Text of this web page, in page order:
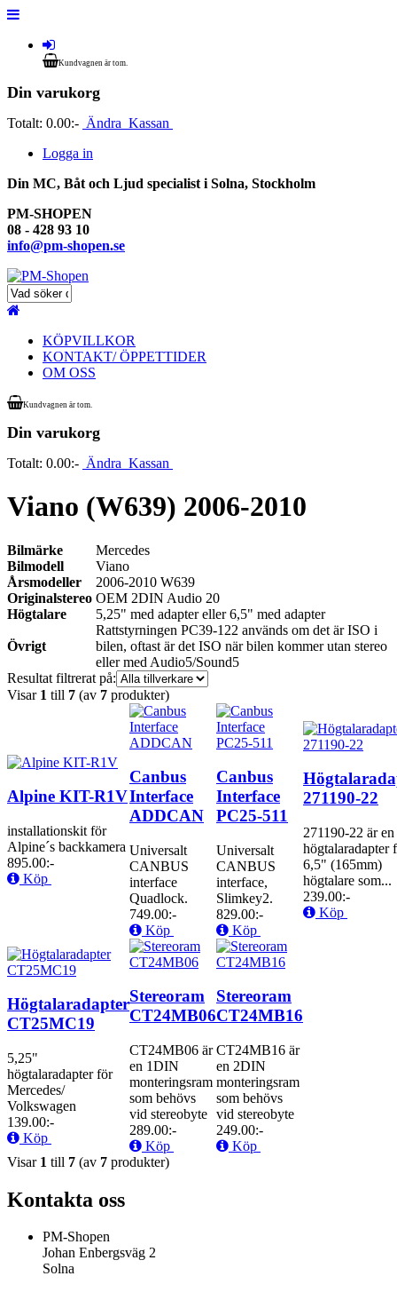
Kundvagnen är tom.
Din varukorg
Totalt: 0.00:- Ändra Kassan
Logga in
Din MC, Båt och Ljud specialist i Solna, Stockholm
PM-SHOPEN
08 - 428 93 10
info@pm-shopen.se
KÖPVILLKOR
KONTAKT/ ÖPPETTIDER
OM OSS
Kundvagnen är tom.
Din varukorg
Totalt: 0.00:- Ändra Kassan
Viano (W639) 2006-2010
Bilmärke
Mercedes
Bilmodell
Viano
Årsmodeller
2006-2010 W639
Originalstereo OEM 2DIN Audio 20
Högtalare
5,25" med adapter eller 6,5" med adapter
Övrigt
Rattstyrningen PC39-122 används om det är ISO i
bilen, oftast är det ISO när bilen kommer utan stereo
eller med Audio5/Sound5
Resultat filtrerat på:
Visar 1 till 7 (av 7 produkter)
Alpine KIT-R1V
installationskit för
Alpine´s backkamera
895.00:-
Köp
Canbus
Interface
ADDCAN
Universalt
CANBUS
interface
Quadlock.
749.00:-
Köp
Canbus
Interface
PC25-511
Universalt
CANBUS
interface,
Slimkey2.
829.00:-
Köp
271190-22
271190-22 är en
högtalaradapter
6,5" (165mm)
högtalare som...
239.00:-
Köp
Högtalaradapter
CT25MC19
5,25"
högtalaradapter för
Mercedes/
Volkswagen
139.00:-
Köp
Stereoram
CT24MB06
CT24MB06 är
en 1DIN
monteringsram
som behövs
vid stereobyte
289.00:-
Köp
Stereoram
CT24MB16
CT24MB16 är
en 2DIN
monteringsram
som behövs
vid stereobyte
249.00:-
Köp
Visar 1 till 7 (av 7 produkter)
Kontakta oss
PM-Shopen
Johan Enbergsväg 2
Solna